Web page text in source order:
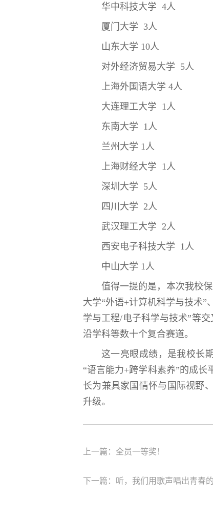
华中科技大学 4人
厦门大学 3人
山东大学 10人
对外经济贸易大学 5人
上海外国语大学 4人
大连理工大学 1人
东南大学 1人
兰州大学 1人
上海财经大学 1人
深圳大学 5人
四川大学 2人
武汉理工大学 2人
西安电子科技大学 1人
中山大学 1人
值得一提的是，本次我校
大学“外语+计算机科学与技术”
学与工程/电子科学与技术”等
沿学科等数十个复合赛道。
这一亮眼成绩，是我校长
“语言能力+跨学科素养”的成
长为兼具家国情怀与国际视野
升级。
上一篇：全员一等奖！
下一篇：听，我们用歌声唱出青春